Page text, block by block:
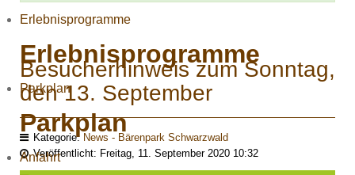
Erlebnisprogramme
Erlebnisprogramme
Parkplan
Parkplan
Anfahrt
Besucherhinweis zum Sonntag,
den 13. September
Kategorie: News - Bärenpark Schwarzwald
Veröffentlicht: Freitag, 11. September 2020 10:32